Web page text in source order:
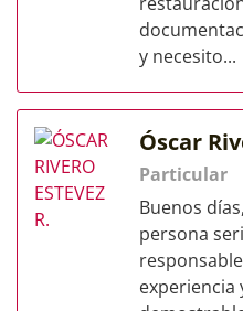
y necesito...
Óscar
Particular
Buenos
persona
experiencia